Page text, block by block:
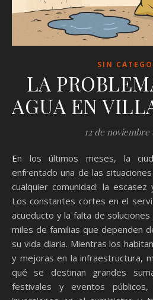
SIN
LA
AGUA EN
12 de noviembre
En los últimos meses, la ciudad de Villavicencio ha
enfrentado una de las
cualquier comunidad: la
Los constantes cortes en el
acueducto y la falta de
miles de familias que dependen
su vida diaria. Mientras los
y mejoras en la infraestructura,
qué se destinan grandes
festivales y eventos